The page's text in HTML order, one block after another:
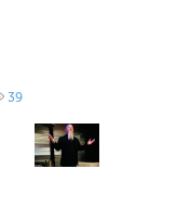
39